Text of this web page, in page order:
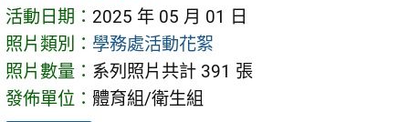
活動日期： 2025 年 05 月 01 日
照片類別： 學務處活動花絮
照片數量： 系列照片共計 391 張
發佈單位： 體育組/衛生組